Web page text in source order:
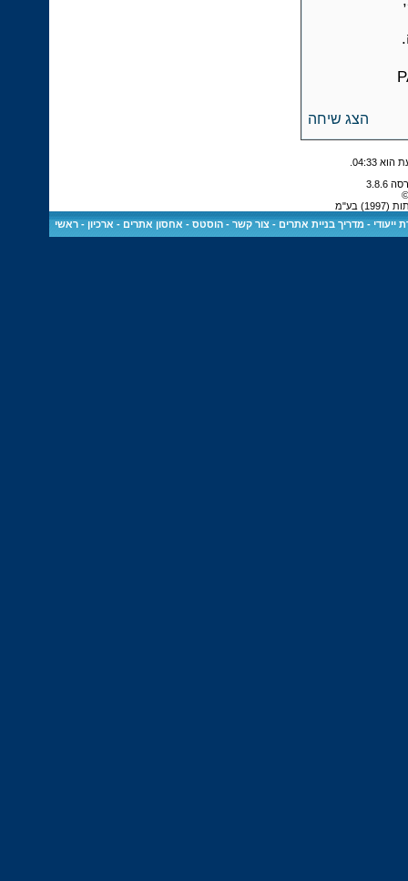
הצג שיחה
04:33
בע"מ
ייעודי -מדריך בניית אתרים -צור קשר -הוסטס - אחסון אתרים - ארכיון -ראשי